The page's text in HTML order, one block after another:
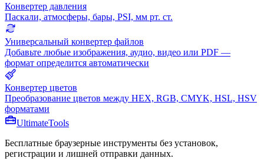
Конвертер давления
Паскали, атмосферы, бары, PSI, мм рт. ст.
Универсальный конвертер файлов
Добавьте любые изображения, аудио, видео или PDF —
формат определится автоматически
Конвертер цветов
Преобразование цветов между HEX, RGB, CMYK, HSL, HSV
форматами
UltimateTools
Бесплатные браузерные инструменты без установок,
регистрации и лишней отправки данных.